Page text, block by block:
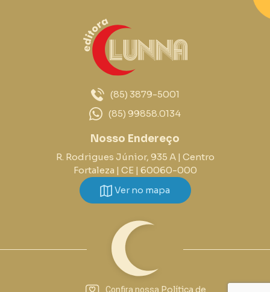
(85) 3879-5001
(85) 99858.0134
Nosso Endereço
R. Rodrigues Júnior, 935 A | Centro
Fortaleza | CE | 60060-000
Ver no mapa
Confira nossa Política de